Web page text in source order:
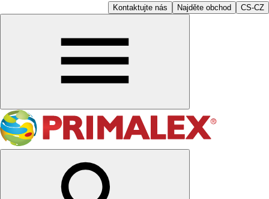
Kontaktujte nás Najděte obchod CS-CZ